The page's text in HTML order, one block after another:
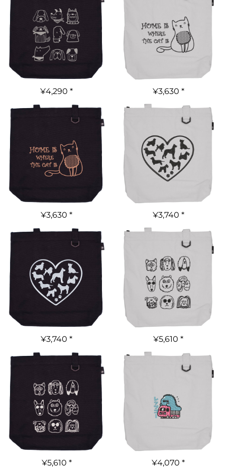
¥4,290* ¥3,630 *
¥3,630* ¥3,740 *
¥3,740* ¥5,610*
¥5,610 * ¥4,070*